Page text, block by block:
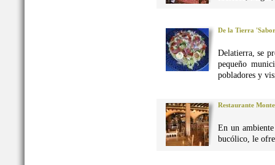
De la Tierra
Delatierra, se
pequeño
pobladores y
Restaurante
En un
bucólico, le